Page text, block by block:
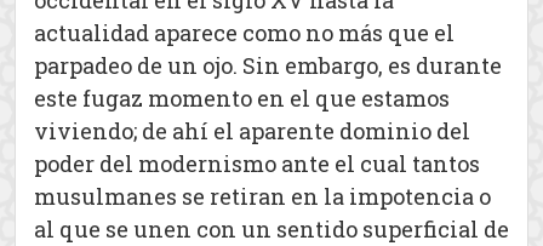
actualidad aparece como no más que el
parpadeo de un ojo. Sin embargo, es durante
este fugaz momento en el que estamos
viviendo; de ahí el aparente dominio del
poder del modernismo ante el cual tantos
musulmanes se retiran en la impotencia o
al que se unen con un sentido superficial de